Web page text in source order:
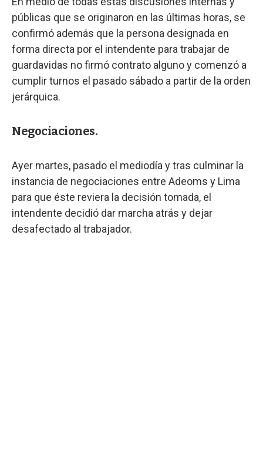
públicas que se originaron en las últimas horas, se
confirmó además que la persona designada en
forma directa por el intendente para trabajar de
guardavidas no firmó contrato alguno y comenzó a
cumplir turnos el pasado sábado a partir de la orden
jerárquica.
Negociaciones.
Ayer martes, pasado el mediodía y tras culminar la
instancia de negociaciones entre Adeoms y Lima
para que éste reviera la decisión tomada, el
intendente decidió dar marcha atrás y dejar
desafectado al trabajador.